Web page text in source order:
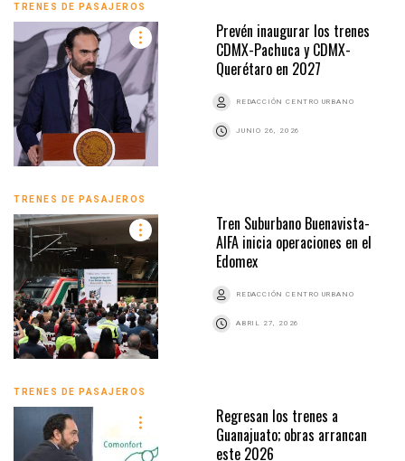
TRENES DE PASAJEROS
Prevén inaugurar los trenes
CDMX-Pachuca y CDMX-
Querétaro en 2027
REDACCIÓN CENTRO URBANO
JUNIO 26, 2026
TRENES DE PASAJEROS
Tren Suburbano Buenavista-
AIFA inicia operaciones en el
Edomex
REDACCIÓN CENTRO URBANO
ABRIL 27, 2026
TRENES DE PASAJEROS
Regresan los trenes a
Guanajuato; obras arrancan
este 2026